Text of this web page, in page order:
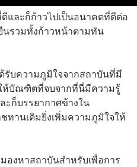
และก็ก้าวไปเป็นอนาคตที่ดีต่อ
นรวมทั้งก้าวหน้าตามทัน
รับความภูมิใจจากสถาบันที่มี
ให้บัณฑิตที่จบจากที่นี่มีความรู้
ก็บรรยากาศข้างใน
ทานเดิมยิ่งเพิ่มความภูมิใจให้
องหาสถาบันสำหรับเพื่อการ